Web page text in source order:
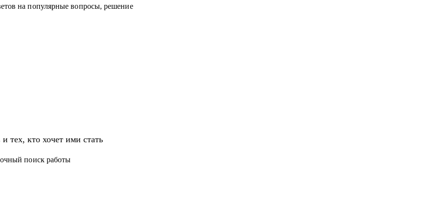
и обучения.
проектов;
а также высшему и среднему
на популярные вопросы, решение
тех, кто хочет ими стать
поиск работы